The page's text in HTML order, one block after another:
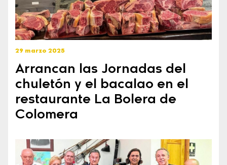
29 marzo 2025
Arrancan las Jornadas del
chuletón y el bacalao en el
restaurante La Bolera de
Colomera